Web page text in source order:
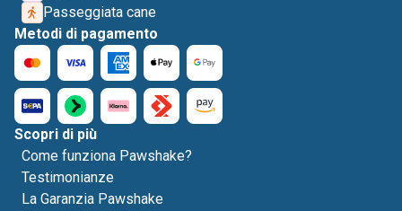
Passeggiata cane
Metodi di pagamento
Scopri di più
Come funziona Pawshake?
Testimonianze
La Garanzia Pawshake